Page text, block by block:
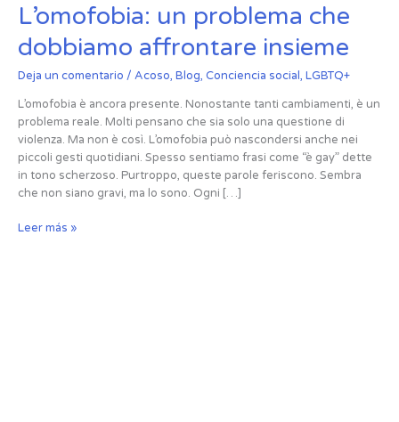
L’omofobia: un problema che
dobbiamo affrontare insieme
Deja un comentario / Acoso, Blog, Conciencia social, LGBTQ+
L’omofobia è ancora presente. Nonostante tanti cambiamenti, è un
problema reale. Molti pensano che sia solo una questione di
violenza. Ma non è così. L’omofobia può nascondersi anche nei
piccoli gesti quotidiani. Spesso sentiamo frasi come “è gay” dette
in tono scherzoso. Purtroppo, queste parole feriscono. Sembra
che non siano gravi, ma lo sono. Ogni […]
L’omofobia:
un
problema
dobbiamo
affrontare
insieme
Leer más »